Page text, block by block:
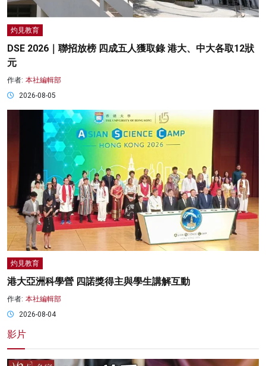
灼見教育
DSE 2026｜聯招放榜 四成五人獲取錄 港大、中大各取12狀
元
作者: 本社編輯部
2026-08-05
灼見教育
港大亞洲科學營 四諾獎得主與學生講解互動
作者: 本社編輯部
2026-08-04
影片